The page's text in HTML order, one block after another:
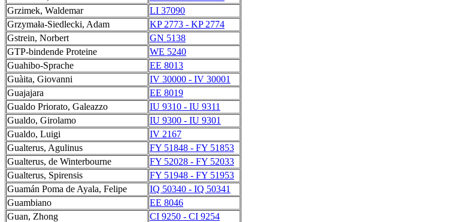
Grzimek, Waldemar
LI 37090
Grzymała-Siedlecki, Adam
KP 2773 - KP 2774
Gstrein, Norbert
GN 5138
GTP-bindende Proteine
WE 5240
Guahibo-Sprache
EE 8013
Guàita, Giovanni
IV 30000 - IV 30001
Guajajara
EE 8019
Gualdo Priorato, Galeazzo
IU 9310 - IU 9311
Gualdo, Girolamo
IU 9300 - IU 9301
Gualdo, Luigi
IV 2167
Gualterus, Agulinus
FY 51848 - FY 51853
Gualterus, de Winterbourne
FY 52028 - FY 52033
Gualterus, Spirensis
FY 51948 - FY 51953
Guamán Poma de Ayala, Felipe
IQ 50340 - IQ 50341
Guambiano
EE 8046
Guan, Zhong
CI 9250 - CI 9254